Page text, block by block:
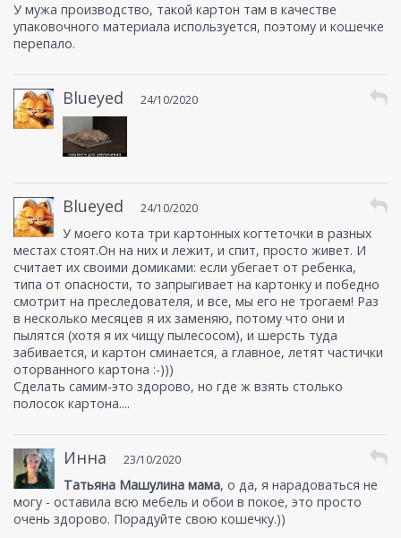
У мужа производство, такой картон там в качестве
упаковочного материала используется, поэтому и кошечке
перепало.
Blueyed 24/10/2020
Blueyed 24/10/2020
У моего кота три картонных когтеточки в разных
местах стоят.Он на них и лежит, и спит, просто живет. И
считает их своими домиками: если убегает от ребенка,
типа от опасности, то запрыгивает на картонку и победно
смотрит на преследователя, и все, мы его не трогаем! Раз
в несколько месяцев я их заменяю, потому что они и
пылятся (хотя я их чищу пылесосом), и шерсть туда
забивается, и картон сминается, а главное, летят частички
оторванного картона :-)))
Сделать самим-это здорово, но где ж взять столько
полосок картона....
Инна 23/10/2020
Татьяна Машулина мама, о да, я нарадоваться не
могу - оставила всю мебель и обои в покое, это просто
очень здорово. Порадуйте свою кошечку.))